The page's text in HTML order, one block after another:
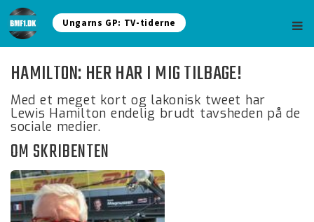
Ungarns GP: TV-tiderne
HAMILTON: HER HAR I MIG TILBAGE!
Med et meget kort og lakonisk tweet har
Lewis Hamilton endelig brudt tavsheden på de
sociale medier.
OM SKRIBENTEN